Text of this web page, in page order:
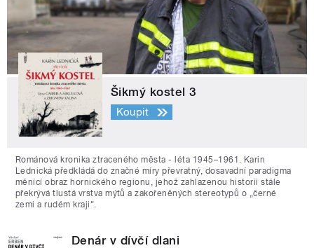
Šikmý kostel 3
Koupit
Románová kronika ztraceného města - léta 1945–1961. Karin
Lednická předkládá do značné míry převratný, dosavadní paradigma
měnící obraz hornického regionu, jehož zahlazenou historii stále
překrývá tlustá vrstva mýtů a zakořeněných stereotypů o „černé
zemi a rudém kraji“.
Denár v dívčí dlani